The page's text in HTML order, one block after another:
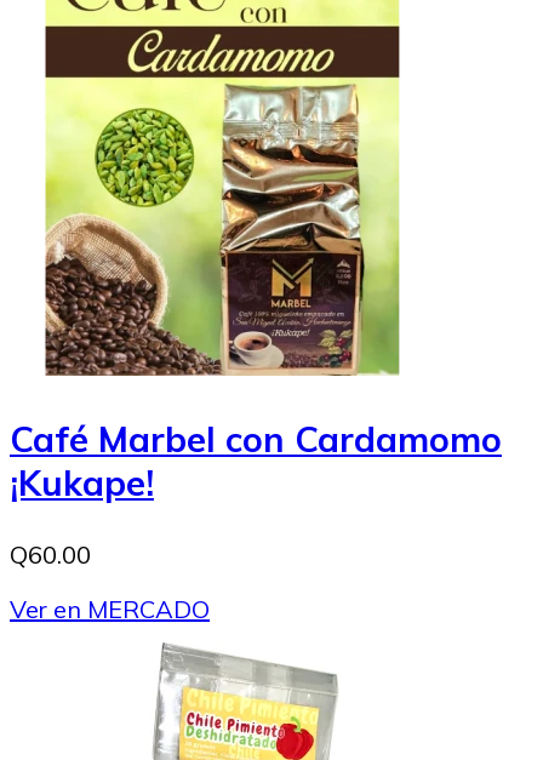
Café Marbel con Cardamomo
¡Kukape!
Q60.00
Ver en MERCADO